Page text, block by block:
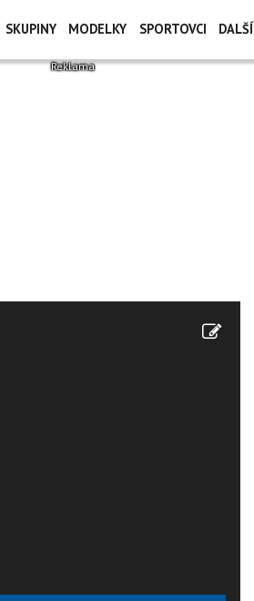
SKUPINY MODELKY SPORTOVCI DALŠÍ